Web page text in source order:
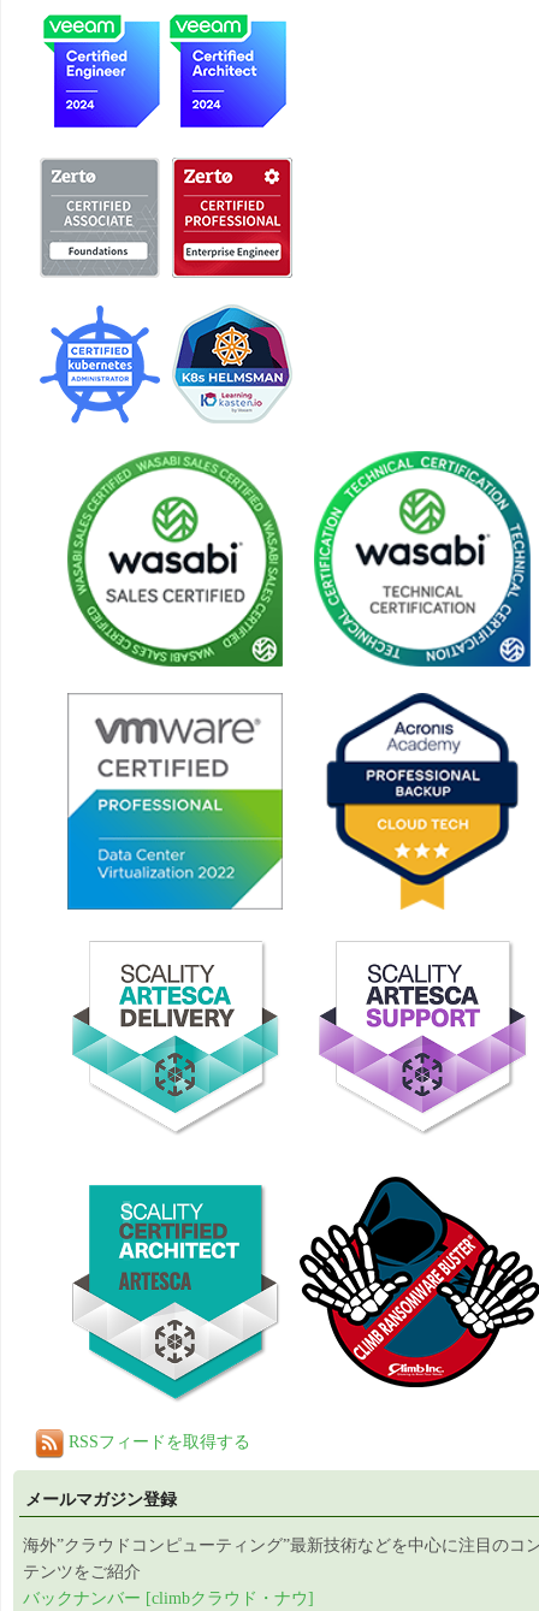
RSSフィードを取得する
メールマガジン登録
海外”クラウドコンピューティング”最新技術などを中心に注目のコ
テンツをご紹介
バックナンバー [climbクラウド・ナウ]